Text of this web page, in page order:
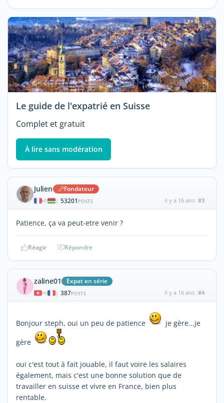
Le guide de l'expatrié en Suisse
Complet et gratuit
À lire sans modération
Julien Fondateur
| 53201 POSTS il y a 16 ans #3
Patience, ça va peut-etre venir ?
Réagir Répondre
zaline01 Expat en série
| 387POSTS il y a 16 ans #4
Bonjour steph, oui un peu de patience
je gère...je
gère
oui c'est tout à fait jouable, il faut voire les salaires
également, mais c'est une bonne solution que de
travailler en suisse et vivre en France, bien plus
rentable.